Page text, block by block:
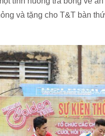
và tặng cho T&T bàn